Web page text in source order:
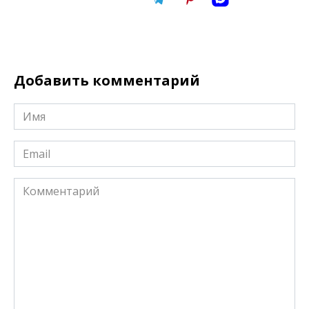
Добавить комментарий
Имя
*
Email
*
Комментарий